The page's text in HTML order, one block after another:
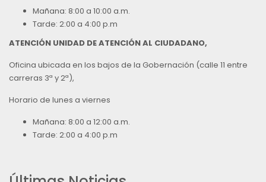
Mañana: 8:00 a 10:00 a.m.
Tarde: 2:00 a 4:00 p.m
ATENCIÓN UNIDAD DE ATENCIÓN AL CIUDADANO,
Oficina ubicada en los bajos de la Gobernación (calle 11 entre
carreras 3ª y 2ª),
Horario de lunes a viernes
Mañana: 8:00 a 12:00 a.m.
Tarde: 2:00 a 4:00 p.m